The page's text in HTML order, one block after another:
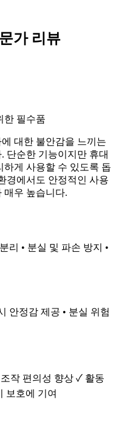
가 리뷰
한 필수품
대한 불안감을 느끼는
단순한 기능이지만 휴대
게 사용할 수 있도록 돕
경에서도 안정적인 사용
매우 높습니다.
리 • 분실 및 파손 방지 •
안정감 제공 • 분실 위험
작 편의성 향상 ✓ 활동
보호에 기여